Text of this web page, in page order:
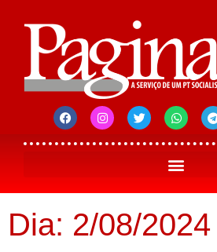
Dia: 2/08/2024